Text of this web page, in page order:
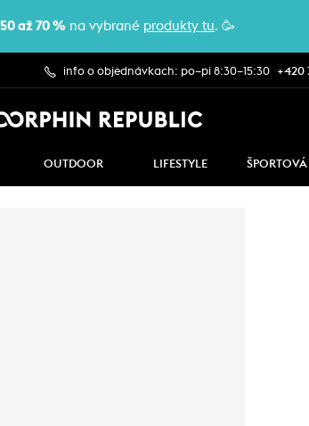
50 až 70 % na vybrané produkty tu. 🥳
info o objednávkach: po–pi 8:30–15:30 +420
OUTDOOR LIFESTYLE